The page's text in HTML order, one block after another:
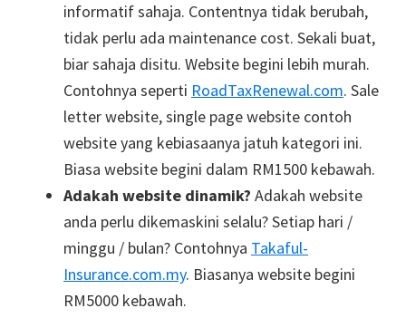
informatif sahaja. Contentnya tidak berubah,
tidak perlu ada maintenance cost. Sekali buat,
biar sahaja disitu. Website begini lebih murah.
Contohnya seperti RoadTaxRenewal.com. Sale
letter website, single page website contoh
website yang kebiasaanya jatuh kategori ini.
Biasa website begini dalam RM1500 kebawah.
Adakah website dinamik? Adakah website
anda perlu dikemaskini selalu? Setiap hari /
minggu / bulan? Contohnya Takaful-
Insurance.com.my. Biasanya website begini
RM5000 kebawah.